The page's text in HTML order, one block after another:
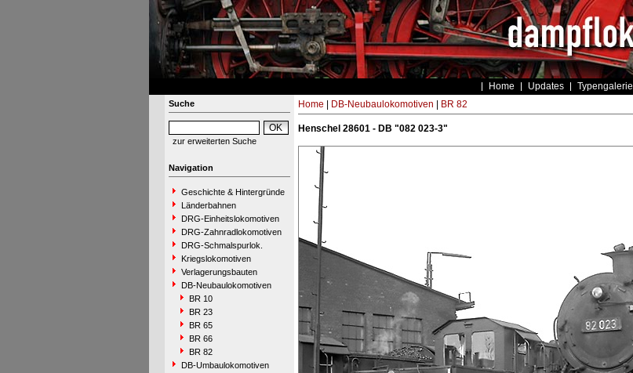
Home Updates Typengalerie
Suche
zur erweiterten Suche
Navigation
Geschichte & Hintergründe
Länderbahnen
DRG-Einheitslokomotiven
DRG-Zahnradlokomotiven
DRG-Schmalspurlok.
Kriegslokomotiven
Verlagerungsbauten
DB-Neubaulokomotiven
BR 10
BR 23
BR 65
BR 66
BR 82
DB-Umbaulokomotiven
Home DB-Neubaulokomotiven BR 82
Henschel 28601 - DB "082 023-3"